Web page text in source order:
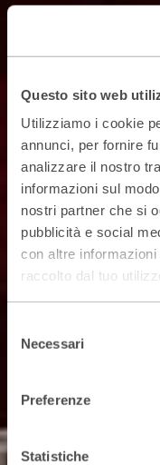
Questo sito web
Utilizziamo i cookie
annunci, per fornire
analizzare il nostro
informazioni sul
nostri partner che si
pubblicità e social
con altre
raccolto dal tuo
delNecessari
Preferenze
Statistiche